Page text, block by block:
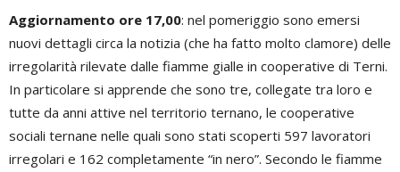
Aggiornamento ore 17,00: nel pomeriggio sono emersi
nuovi dettagli circa la notizia (che ha fatto molto clamore) delle
irregolarità rilevate dalle fiamme gialle in cooperative di Terni.
In particolare si apprende che sono tre, collegate tra loro e
tutte da anni attive nel territorio ternano, le cooperative
sociali ternane nelle quali sono stati scoperti 597 lavoratori
irregolari e 162 completamente “in nero”. Secondo le fiamme